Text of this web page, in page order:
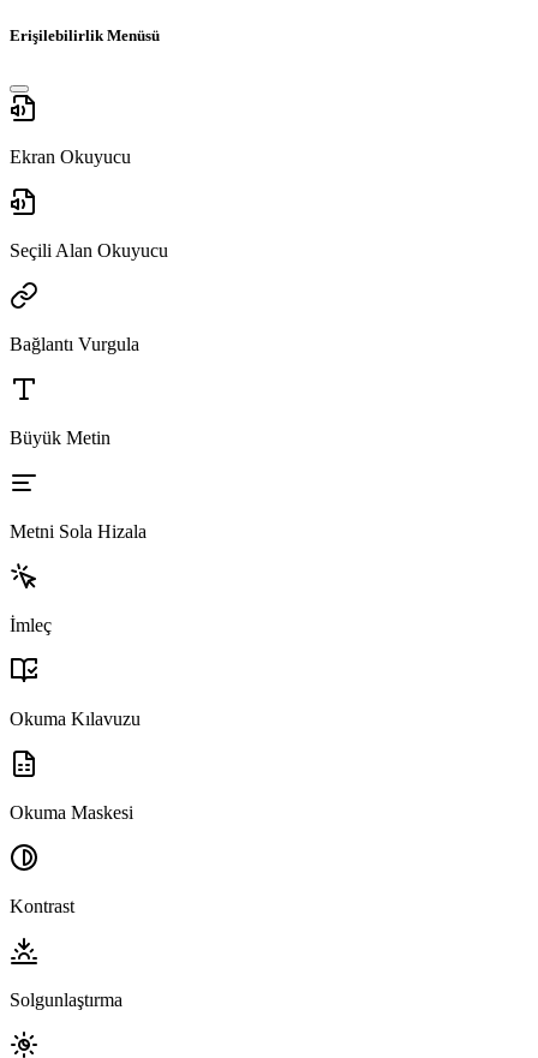
Erişilebilirlik Menüsü
Ekran Okuyucu
Seçili Alan Okuyucu
Bağlantı Vurgula
Büyük Metin
Metni Sola Hizala
İmleç
Okuma Kılavuzu
Okuma Maskesi
Kontrast
Solgunlaştırma